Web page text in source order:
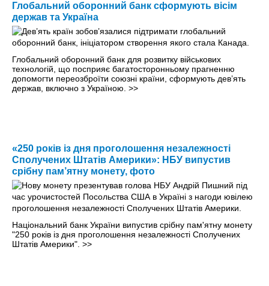
Глобальний оборонний банк сформують вісім
держав та Україна
Глобальний оборонний банк для розвитку військових
технологій, що посприяє багатосторонньому прагненню
допомогти переозброїти союзні країни, сформують дев’ять
держав, включно з Україною. >>
«250 років із дня проголошення незалежності
Сполучених Штатів Америки»: НБУ випустив
срібну пам’ятну монету, фото
Національний банк України випустив срібну пам'ятну монету
"250 років із дня проголошення незалежності Сполучених
Штатів Америки". >>